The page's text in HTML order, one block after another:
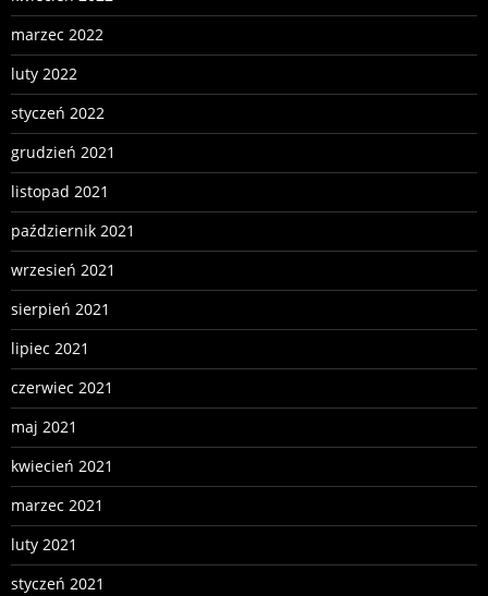
marzec 2022
luty 2022
styczeń 2022
grudzień 2021
listopad 2021
październik 2021
wrzesień 2021
sierpień 2021
lipiec 2021
czerwiec 2021
maj 2021
kwiecień 2021
marzec 2021
luty 2021
styczeń 2021